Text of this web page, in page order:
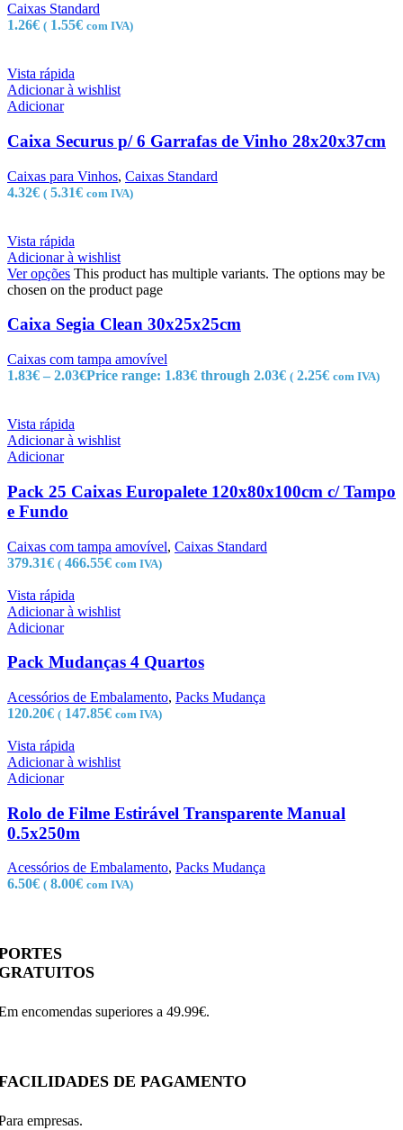
Caixas Standard
1.26€ ( 1.55€ com IVA)
Vista rápida
Adicionar à wishlist
Adicionar
Caixa Securus p/ 6 Garrafas de Vinho 28x20x37cm
Caixas para Vinhos, Caixas Standard
4.32€ ( 5.31€ com IVA)
Vista rápida
Adicionar à wishlist
Ver opções This product has multiple variants. The options may be
chosen on the product page
Caixa Segia Clean 30x25x25cm
Caixas com tampa amovível
1.83€ – 2.03€Price range: 1.83€ through 2.03€ ( 2.25€ com IVA)
Vista rápida
Adicionar à wishlist
Adicionar
Pack 25 Caixas Europalete 120x80x100cm c/ Tampo
e Fundo
Caixas com tampa amovível, Caixas Standard
379.31€ ( 466.55€ com IVA)
Vista rápida
Adicionar à wishlist
Adicionar
Pack Mudanças 4 Quartos
Acessórios de Embalamento, Packs Mudança
120.20€ ( 147.85€ com IVA)
Vista rápida
Adicionar à wishlist
Adicionar
Rolo de Filme Estirável Transparente Manual
0.5x250m
Acessórios de Embalamento, Packs Mudança
6.50€ ( 8.00€ com IVA)
encomendas superiores a 49.99€.
DE PAGAMENTO
empresas.